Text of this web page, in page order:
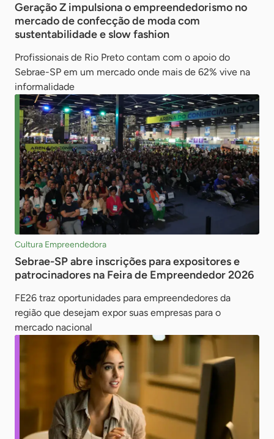
Geração Z impulsiona o empreendedorismo no
mercado de confecção de moda com
sustentabilidade e slow fashion
Profissionais de Rio Preto contam com o apoio do
Sebrae-SP em um mercado onde mais de 62% vive na
informalidade
Cultura Empreendedora
Sebrae-SP abre inscrições para expositores e
patrocinadores na Feira de Empreendedor 2026
FE26 traz oportunidades para empreendedores da
região que desejam expor suas empresas para o
mercado nacional